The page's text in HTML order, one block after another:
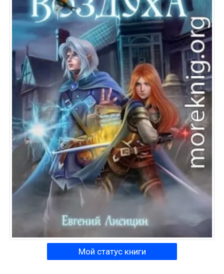
Мой статус книги